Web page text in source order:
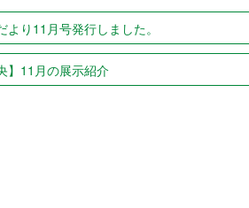
より11月号発行しました。
】11月の展示紹介